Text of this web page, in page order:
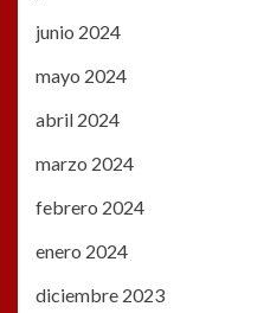
junio 2024
mayo 2024
abril 2024
marzo 2024
febrero 2024
enero 2024
diciembre 2023